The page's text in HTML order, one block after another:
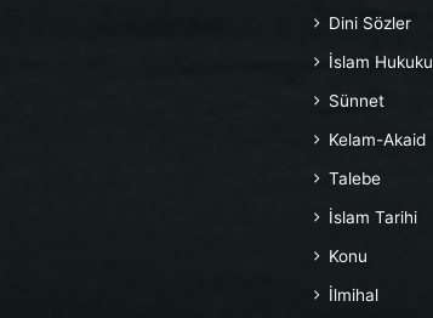
Dini Sözler
İslam Hukuku
Sünnet
Kelam-Akaid
Talebe
İslam Tarihi
Konu
İlmihal